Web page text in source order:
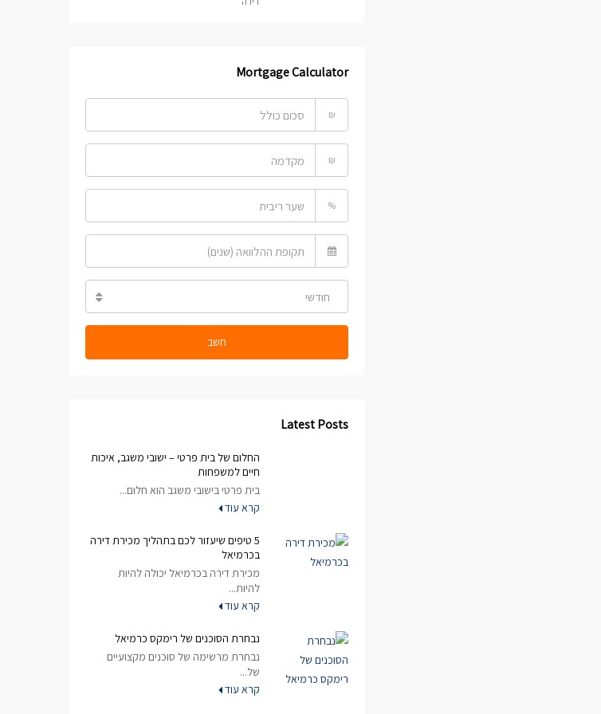
Mortgage Calculator
₪
₪
%
חודשי
חשב
Latest Posts
החלום של בית פרטי – ישובי משגב, איכות
חיים למשפחות
בית פרטי בישובי משגב הוא חלום...
קרא עוד
5 טיפים שיעזור לכם בתהליך מכירת דירה
בכרמיאל
מכירת דירה בכרמיאל יכולה להיות
להיות...
קרא עוד
נבחרת הסוכנים של רימקס כרמיאל
נבחרת מרשימה של סוכנים מקצועיים
של...
קרא עוד